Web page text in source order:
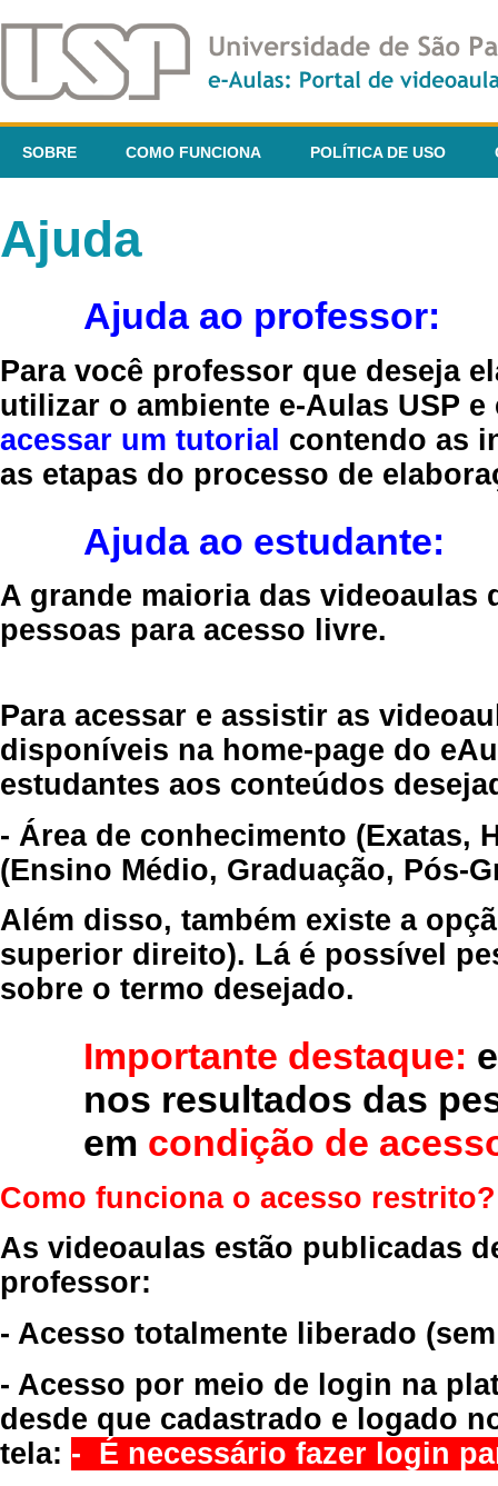
SOBRE COMO FUNCIONA POLÍTICA DE USO
Ajuda
Ajuda ao professor:
Para você professor que deseja
utilizar o ambiente e-Aulas USP
acessar um tutorial contendo as
as etapas do processo de
Ajuda ao estudante:
A grande maioria das videoaulas
pessoas para acesso livre.
Para acessar e assistir as
disponíveis na home-page do
estudantes aos conteúdos
- Área de conhecimento (Exatas,
(Ensino Médio, Graduação, Pós-
Além disso, também existe a
superior direito). Lá é possível
sobre o termo desejado.
Importante destaque:
nos resultados das
em condição de
Como funciona o acesso restrito?
As videoaulas estão publicadas
professor:
- Acesso totalmente liberado
- Acesso por meio de login na
desde que cadastrado e logado
tela: - É necessário fazer login